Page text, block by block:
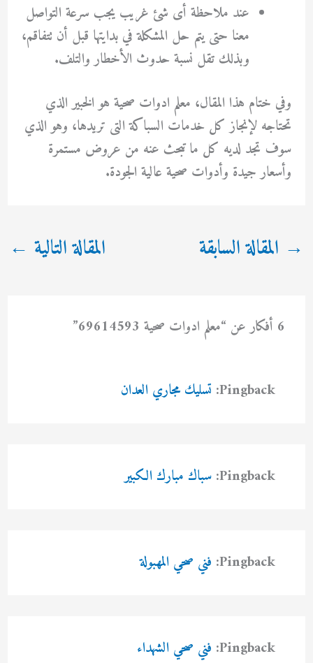
عند ملاحظة أى شئ غريب يجب سرعة التواصل
معنا حتى يتم حل المشكلة في بدايتها قبل أن تتفاقم،
وبذلك تقل نسبة حدوث الأخطار والتلف.
وفي ختام هذا المقال، معلم ادوات صحيةهو الخبير الذي
تحتاجه لإنجاز كل خدمات السباكة التى تريدها، وهو الذي
سوف تجد لديه كل ما تبحث عنه من عروض مستمرة
وأسعار جيدة وأدوات صحية عالية الجودة.
→ المقالة السابقة المقالة التالية ←
6 أفكار عن “معلم ادوات صحية 69614593”
Pingback: تسليك مجاري العدان
Pingback: سباك مبارك الكبير
Pingback: فني صحي المهبولة
Pingback: فني صحي الشهداء